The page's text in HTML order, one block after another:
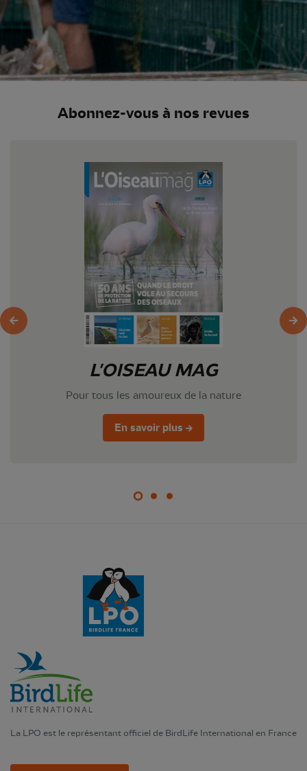
Abonnez-vous à nos revues
L'OISEAU MAG
Pour tous les amoureux de la nature
En savoir plus
La LPO est le représentant officiel de BirdLife International en France